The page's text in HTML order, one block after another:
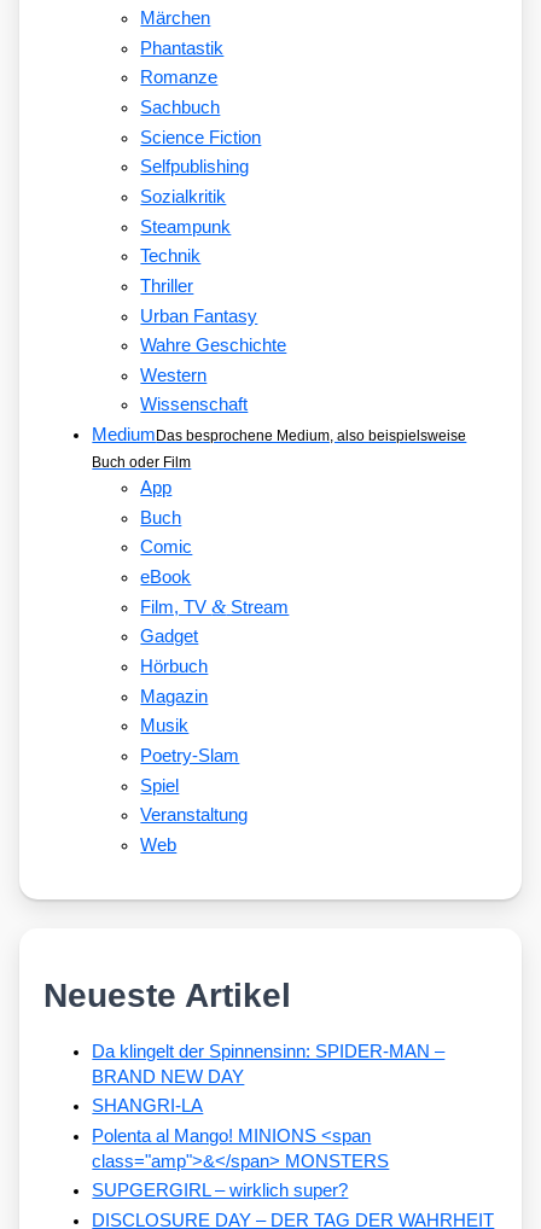
Märchen
Phantastik
Romanze
Sachbuch
Science Fiction
Selfpublishing
Sozialkritik
Steampunk
Technik
Thriller
Urban Fantasy
Wahre Geschichte
Western
Wissenschaft
Medium Das besprochene Medium, also beispielsweise
Buch oder Film
App
Buch
Comic
eBook
Film, TV&Stream
Gadget
Hörbuch
Magazin
Musik
Poetry-Slam
Spiel
Veranstaltung
Web
Neueste Artikel
Da klingelt der Spinnensinn: SPIDER-MAN –
BRAND NEW DAY
SHANGRI-LA
Polenta al Mango! MINIONS <span
class="amp">&</span> MONSTERS
SUPGERGIRL – wirklich super?
DISCLOSURE DAY – DER TAG DER WAHRHEIT